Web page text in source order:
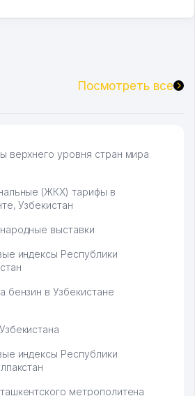
Посмотреть все
верхнего уровня стран мира
(ЖКХ) тарифы в
Узбекистан
выставки
индексы Республики
бензин в Узбекистане
индексы Республики
метрополитена